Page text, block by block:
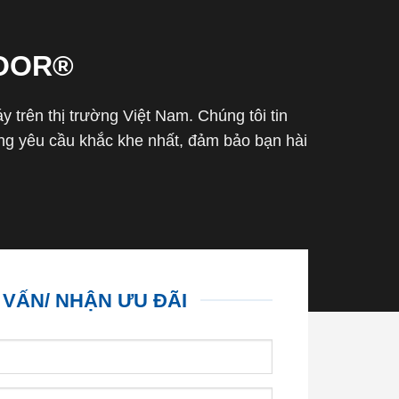
trên thị trường Việt Nam. Chúng tôi tin
yêu cầu khắc khe nhất, đảm bảo bạn hài
NHẬN ƯU ĐÃI